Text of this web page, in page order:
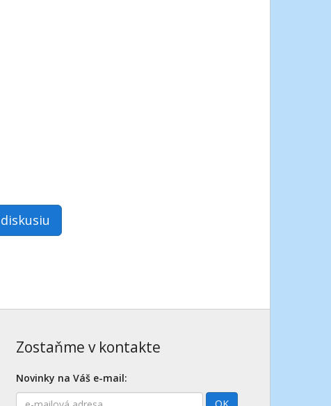
Zostaňme v kontakte
Novinky na Váš e-mail:
E-